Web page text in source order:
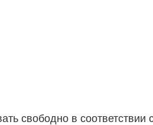
свободно в соответствии